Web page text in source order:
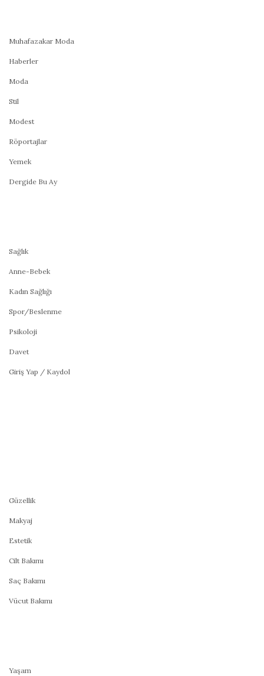
Muhafazakar Moda
Haberler
Moda
Stil
Modest
Röportajlar
Yemek
Dergide Bu Ay
Sağlık
Anne-Bebek
Kadın Sağlığı
Spor/Beslenme
Psikoloji
Davet
Giriş Yap / Kaydol
Güzellik
Makyaj
Estetik
Cilt Bakımı
Saç Bakımı
Vücut Bakımı
Yaşam